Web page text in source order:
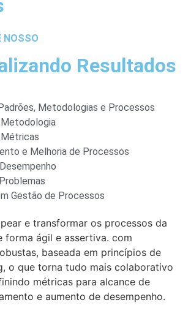
NOSSO
Resultados
Metodologias e Processos
e Melhoria de Processos
Gestão de Processos
e transformar os processos da
forma ágil e assertiva. com
baseada em princípios de
o que torna tudo mais colaborativo
métricas para alcance de
e aumento de desempenho.